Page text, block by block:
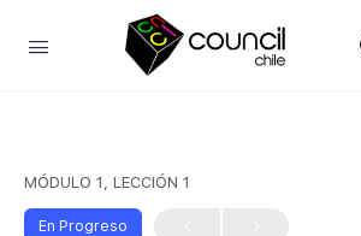
MÓDULO 1, LECCIÓN 1
En Progreso